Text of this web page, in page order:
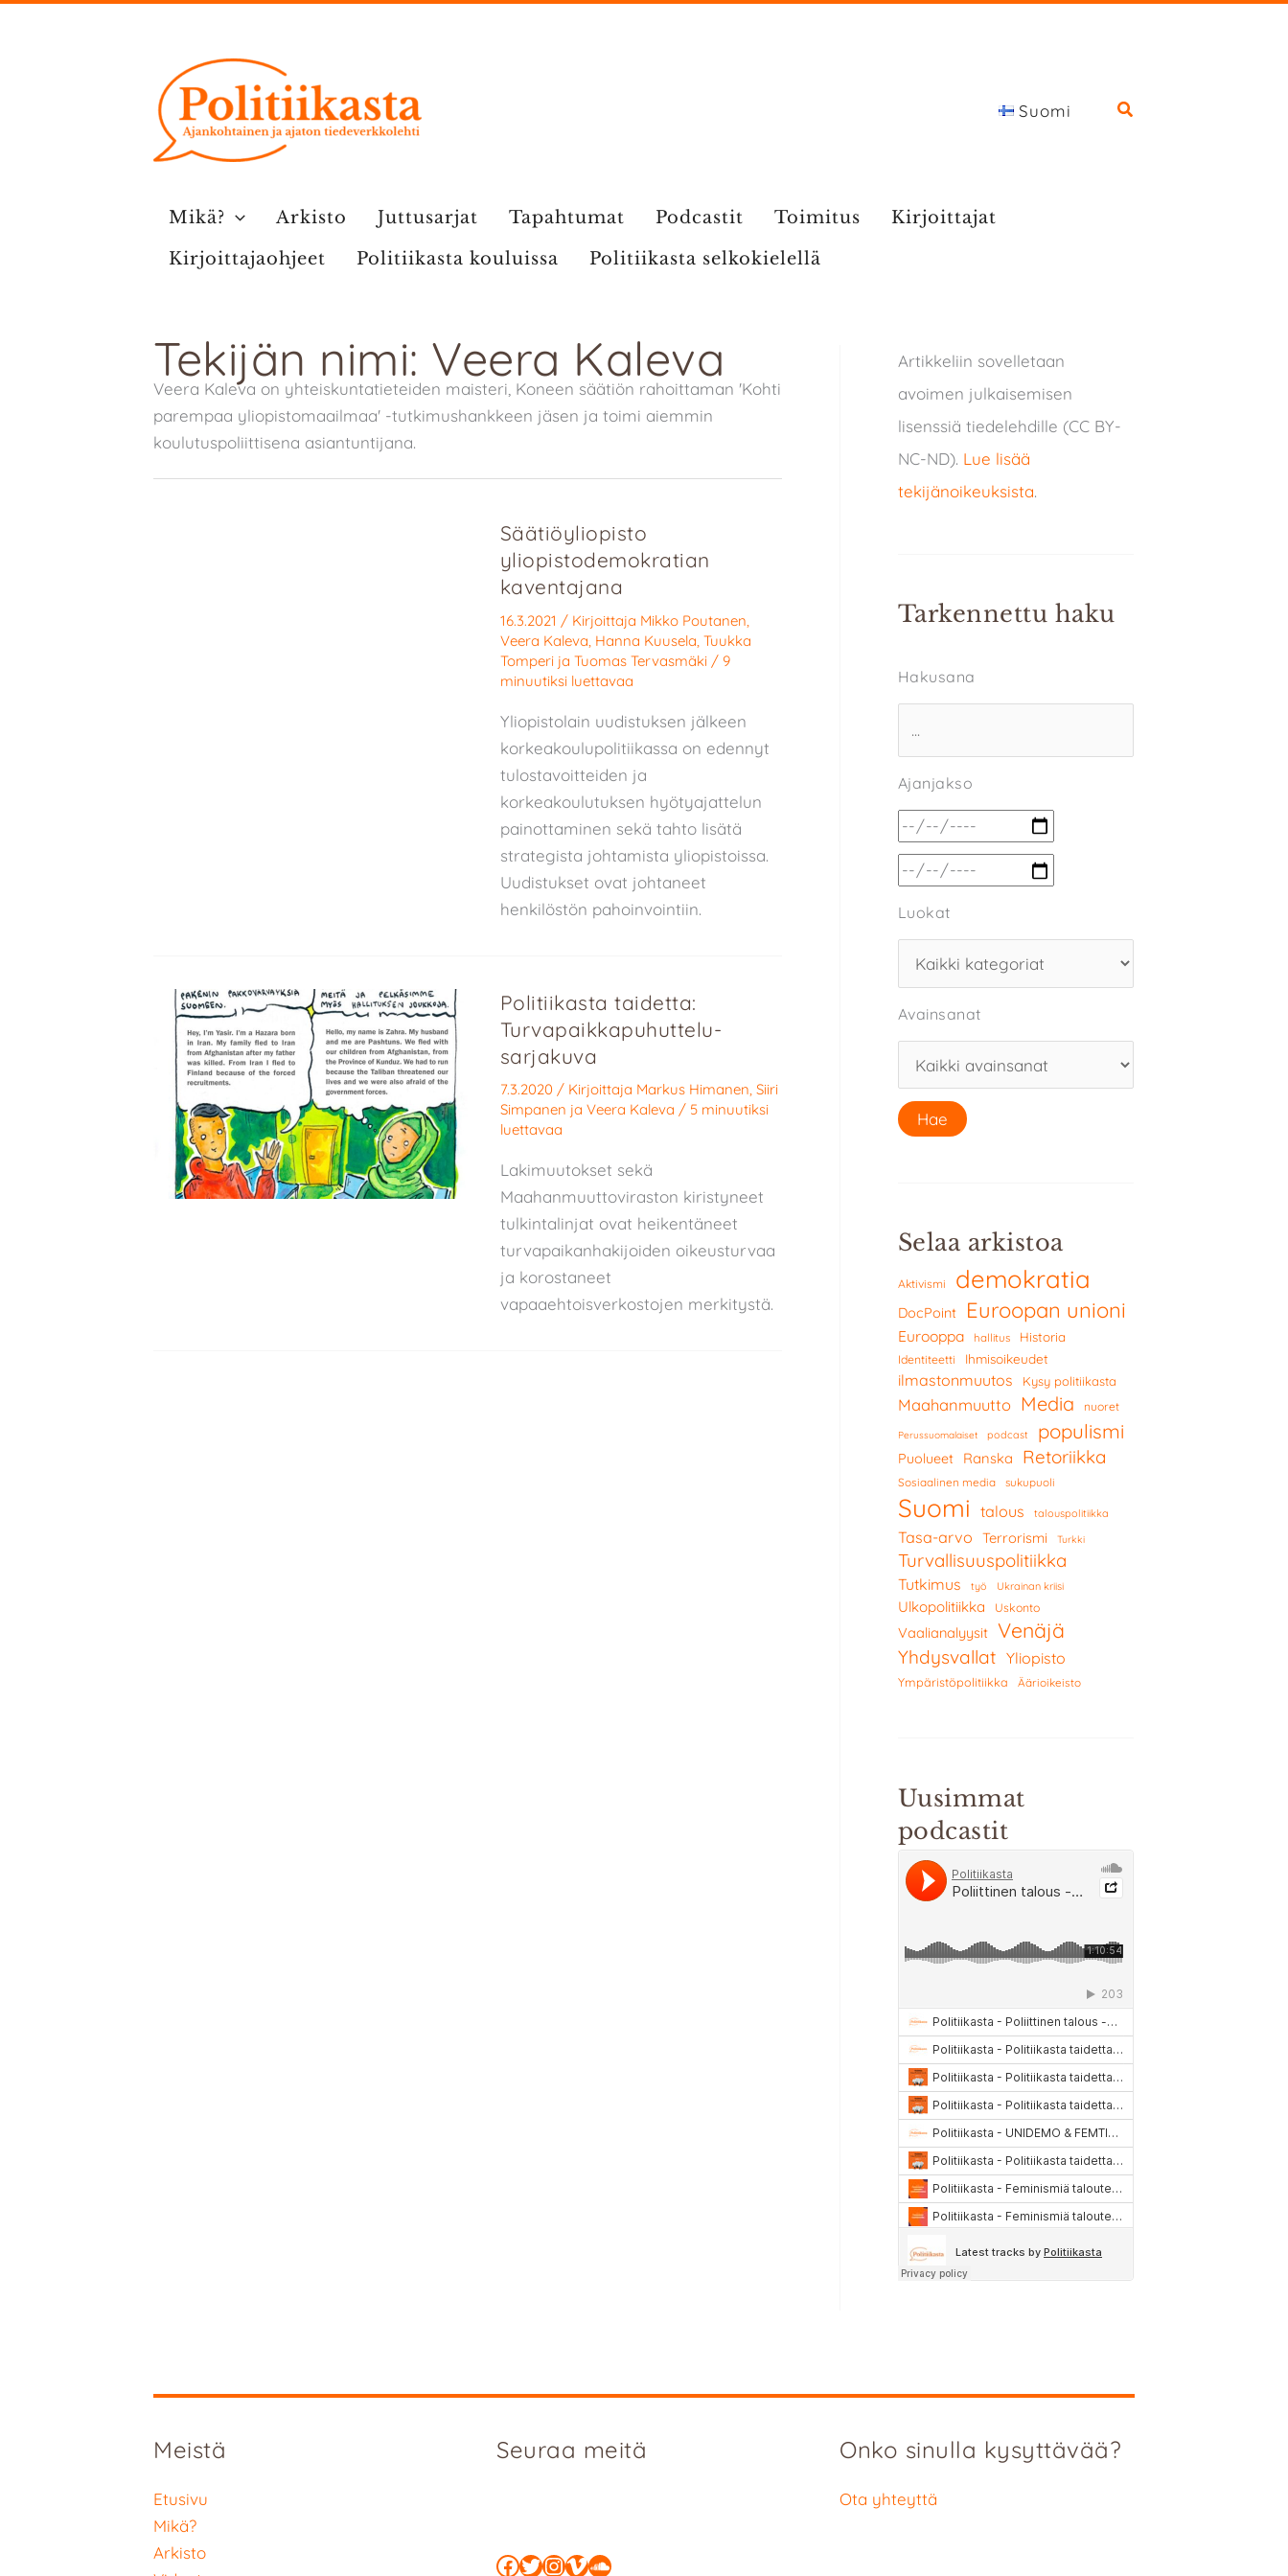
Suomi
Mikä? Arkisto Juttusarjat Tapahtumat Podcastit Toimitus
Kirjoittajat
Kirjoittajaohjeet
Politiikasta kouluissa Politiikasta selkokielellä
Tekijän nimi: Veera Kaleva
Veera Kaleva on yhteiskuntatieteiden maisteri, Koneen säätiön rahoittaman 'Kohti
parempaa yliopistomaailmaa' -tutkimushankkeen jäsen ja toimi aiemmin
koulutuspoliittisena asiantuntijana.
Säätiöyliopisto
yliopistodemokratian
kaventajana
16.3.2021 / Kirjoittaja Mikko Poutanen
Veera Kaleva Hanna Kuusela Tuukka
Tomperija Tuomas Tervasmäki/ 9
minuutiksi luettavaa
Yliopistolain uudistuksen jälkeen
korkeakoulupolitiikassa on edennyt
tulostavoitteiden ja
korkeakoulutuksen hyötyajattelun
painottaminen sekä tahto lisätä
strategista johtamista yliopistoissa.
Uudistukset ovat johtaneet
henkilöstön pahoinvointiin.
Politiikasta taidetta:
Turvapaikkapuhuttelu-
sarjakuva
7.3.2020 / Kirjoittaja Markus Himanen, Siiri
Simpanen ja Veera Kaleva / 5 minuutiksi
luettavaa
Lakimuutokset sekä
Maahanmuuttoviraston kiristyneet
tulkintalinjat ovat heikentäneet
turvapaikanhakijoiden oikeusturvaa
ja korostaneet
vapaaehtoisverkostojen merkitystä.
Artikkeliin sovelletaan
avoimen julkaisemisen
lisenssiä tiedelehdille (CC BY-
NC-ND). Lue lisää
tekijänoikeuksista.
Tarkennettu haku
Hakusana
Ajanjakso
Luokat
Avainsanat
Selaa arkistoa
Aktivismi demokratia
DocPoint Euroopan unioni
Eurooppa hallitus Historia
Identiteetti Ihmisoikeudet
ilmastonmuutos Kysy politiikasta
Maahanmuutto Media nuoret
Perussuomalaiset podcast populismi
Puolueet Ranska Retoriikka
Sosiaalinen media sukupuoli
Suomi talous talouspolitiikka
Tasa-arvo Terrorismi Turkki
Turvallisuuspolitiikka
Tutkimus työ Ukrainan kriisi
Ulkopolitiikka Uskonto
Vaalianalyysit Venäjä
Yhdysvallat Yliopisto
Ympäristöpolitiikka Äärioikeisto
Uusimmat
podcastit
Meistä
Etusivu
Mikä?
Arkisto
Seuraa meitä
Facebook
Twitter
Instagram
Vimeo
SoundCloud
Onko sinulla kysyttävää?
Ota yhteyttä